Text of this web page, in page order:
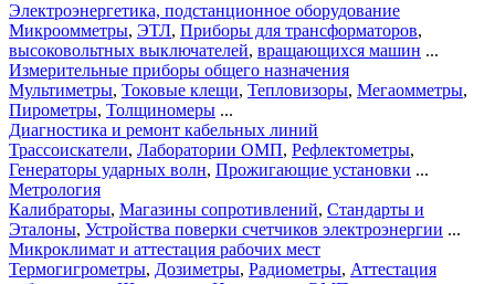
Электроэнергетика, подстанционное оборудование
Микроомметры, ЭТЛ, Приборы для трансформаторов,
высоковольтных выключателей, вращающихся машин ...
Измерительные приборы общего назначения
Мультиметры, Токовые клещи, Тепловизоры, Мегаомметры,
Пирометры, Толщиномеры ...
Диагностика и ремонт кабельных линий
Трассоискатели, Лаборатории ОМП, Рефлектометры,
Генераторы ударных волн, Прожигающие установки ...
Метрология
Калибраторы, Магазины сопротивлений, Стандарты и
Эталоны, Устройства поверки счетчиков электроэнергии ...
Микроклимат и аттестация рабочих мест
Термогигрометры, Дозиметры, Радиометры, Аттестация